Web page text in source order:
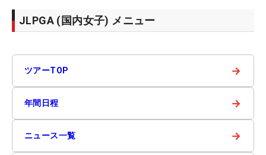
JLPGA (国内女子) メニュー
ツアーTOP →
年間日程 →
ニュース一覧 →